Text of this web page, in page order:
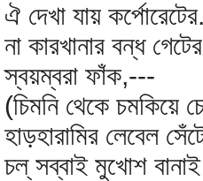
ঐ দেখা যায়
না কারখানার বন্ধ গেটের
স্বয়ম্বরা ফাঁক,---
(চিমনি থেকে চমকিয়ে
হাড়হারামির লেবেল
চল্‌ সব্বাই মুখোশ